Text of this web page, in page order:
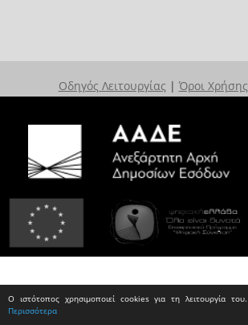
Ο ιστότοπος χρησιμοποιεί cookies για τη λειτουργία του.
Περισσότερα
Οδηγός Λειτουργίας | Όροι Χρήσης